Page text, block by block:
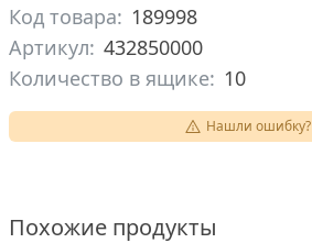
Код товара: 189998
Артикул: 432850000
Количество в ящике: 10
Нашли ошибку?
Похожие продукты